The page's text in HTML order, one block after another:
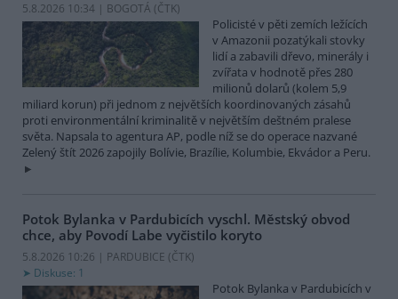
5.8.2026 10:34 | BOGOTÁ (ČTK)
Policisté v pěti zemích ležících
v Amazonii pozatýkali stovky
lidí a zabavili dřevo, minerály i
zvířata v hodnotě přes 280
milionů dolarů (kolem 5,9
miliard korun) při jednom z největších koordinovaných zásahů
proti environmentální kriminalitě v největším deštném pralese
světa. Napsala to agentura AP, podle níž se do operace nazvané
Zelený štít 2026 zapojily Bolívie, Brazílie, Kolumbie, Ekvádor a Peru.
Potok Bylanka v Pardubicích vyschl. Městský obvod
chce, aby Povodí Labe vyčistilo koryto
5.8.2026 10:26 | PARDUBICE (ČTK)
Diskuse: 1
Potok Bylanka v Pardubicích v